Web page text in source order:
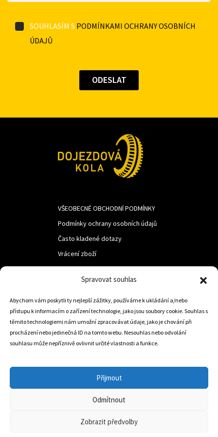
Spravovat souhlas
Abychom vám poskytli ty nejlepší zážitky, používáme k ukládání a/nebo
přístupu k informacím o zařízení technologie, jako jsou soubory cookie. Souhlas s
těmito technologiemi nám umožní zpracovávat údaje, jako je chování při
procházení nebo jedinečná ID na tomto webu. Nesouhlas nebo odvolání
souhlasu může nepříznivě ovlivnit určité vlastnosti a funkce.
Přijmout
Odmítnout
Zobrazit předvolby
SOUHLASÍM S PODMÍNKAMI OCHRANY OSOBNÍCH
ÚDAJŮ
VŠEOBECNÉ OBCHODNÍ PODMÍNKY
Podmínky ochrany osobních údajů
Často kladené dotazy
Vrácení zboží
LUF s.r.o.
Nám. M.R.Štefanika 518,
Trstená 02801
info@dojezdovakola.com